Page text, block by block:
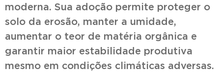
moderna. Sua adoção permite proteger o
solo da erosão, manter a umidade,
aumentar o teor de matéria orgânica e
garantir maior estabilidade produtiva
mesmo em condições climáticas adversas.